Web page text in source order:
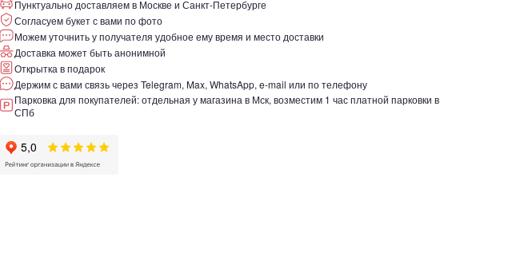
Пунктуально доставляем в Москве и Санкт-Петербурге
Согласуем букет с вами по фото
Можем уточнить у получателя удобное ему время и место доставки
Доставка может быть анонимной
Открытка в подарок
Держим с вами связь через Telegram, Max, WhatsApp, e-mail или по телефону
Парковка для покупателей: отдельная у магазина в Мск, возместим 1 час платной парковки в
СПб